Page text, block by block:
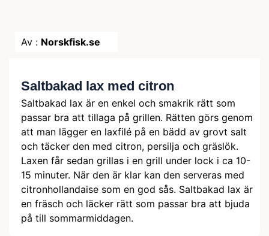
Av : Norskfisk.se
Saltbakad lax med citron
Saltbakad lax är en enkel och smakrik rätt som
passar bra att tillaga på grillen. Rätten görs genom
att man lägger en laxfilé på en bädd av grovt salt
och täcker den med citron, persilja och gräslök.
Laxen får sedan grillas i en grill under lock i ca 10-
15 minuter. När den är klar kan den serveras med
citronhollandaise som en god sås. Saltbakad lax är
en fräsch och läcker rätt som passar bra att bjuda
på till sommarmiddagen.